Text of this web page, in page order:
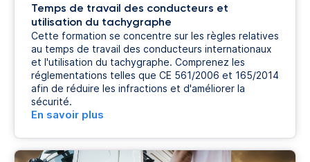
Temps de travail des conducteurs et
utilisation du tachygraphe
Cette formation se concentre sur les règles relatives
au temps de travail des conducteurs internationaux
et l'utilisation du tachygraphe. Comprenez les
réglementations telles que CE 561/2006 et 165/2014
afin de réduire les infractions et d'améliorer la
sécurité.
En savoir plus